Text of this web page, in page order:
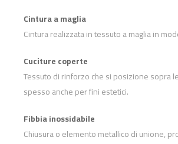
Cintura a maglia
Cintura realizzata in tessuto a maglia in
Cuciture coperte
Tessuto di rinforzo che si posizione sopra
spesso anche per fini estetici.
Fibbia inossidabile
Chiusura o elemento metallico di unione,